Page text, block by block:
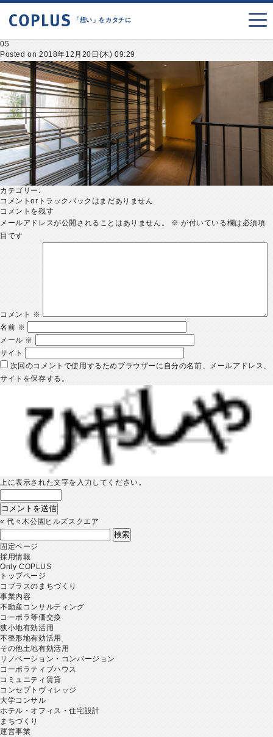
「想い」をカタチに
05
Posted on 2018年12月20日(木) 09:29
カテゴリー:
コメントorトラックバックはまだありません
コメントを残す
メールアドレスが公開されることはありません。
※ が付いている欄は必須項
目です
コメント ※
名前 ※
メール ※
サイト
次回のコメントで使用するためブラウザーに自分の名前、メールアドレス、
サイトを保存する。
上に表示された文字を入力してください。
«代々木公園ヒルズスクエア
索:
固定ページ
採用情報
Only COPLUS
トップページ
コプラスのまちづくり
事業内容
不動産コンサルティング
コーポラ等価交換
狭小地有効活用
不整形地有効活用
その他土地有効活用
リノベーション・コンバージョン
コーポラティブハウス
コミュニティ賃貸
コンセプトヴィレッジ
大学コンサル
ホテル・オフィス・住宅設計
まちづくり
運営事業